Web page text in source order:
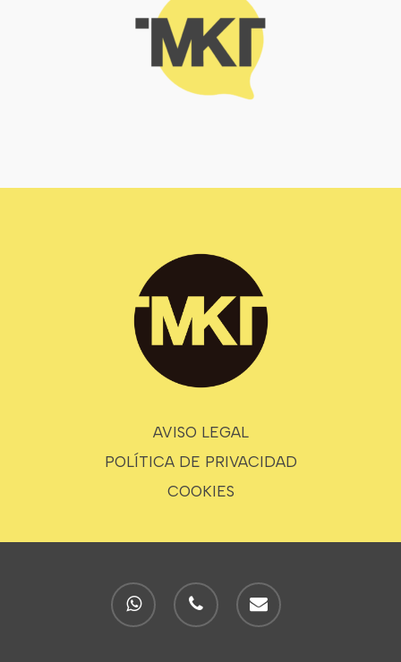
AVISO LEGAL
POLÍTICA DE PRIVACIDAD
COOKIES
whatsapp phone email